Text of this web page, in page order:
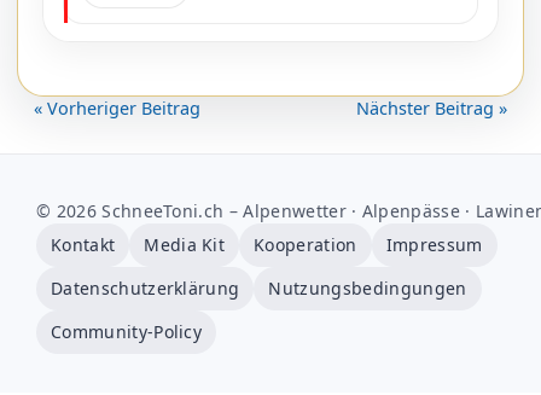
« Vorheriger Beitrag Nächster Beitrag »
© 2026 SchneeToni.ch – Alpenwetter · Alpenpässe ·
Kontakt
Media Kit Kooperation
Impressum
Datenschutzerklärung
Nutzungsbedingungen
Community-Policy